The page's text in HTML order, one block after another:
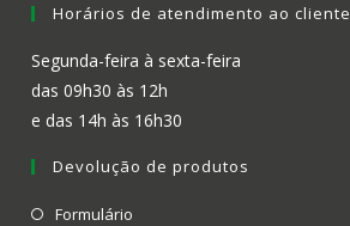
Horários de atendimento ao cliente
Segunda-feira à sexta-feira
das 09h30 às 12h
e das 14h às 16h30
Devolução de produtos
Formulário